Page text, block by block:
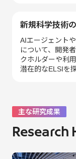
新規科学技術
AIエージェント
について、開発
クホルダーや利
潜在的なELSIを
主な研究成果